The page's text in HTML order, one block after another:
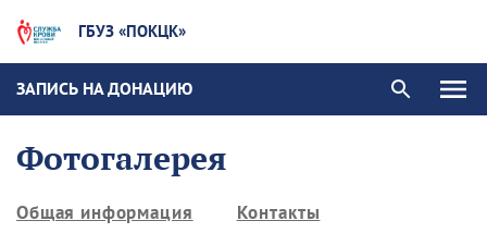
ГБУЗ «ПОКЦК»
ЗАПИСЬ НА ДОНАЦИЮ
Фотогалерея
Общая информация
Контакты